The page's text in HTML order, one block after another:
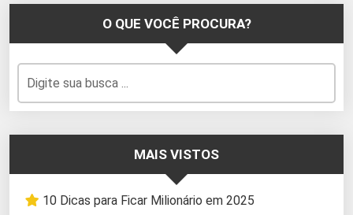
O QUE VOCÊ PROCURA?
MAIS VISTOS
10 Dicas para Ficar Milionário em 2025